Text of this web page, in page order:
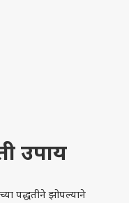
उपाय
पद्धतीने झोपल्याने